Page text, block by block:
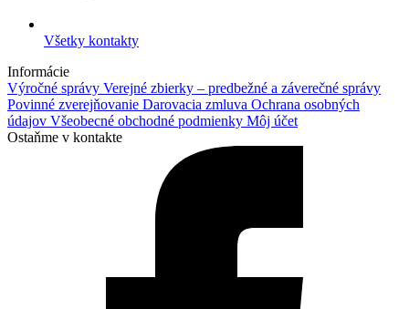
Všetky kontakty
Informácie
Výročné správy Verejné zbierky – predbežné a záverečné správy
Povinné zverejňovanie Darovacia zmluva Ochrana osobných
údajov Všeobecné obchodné podmienky Môj účet
Ostaňme v kontakte